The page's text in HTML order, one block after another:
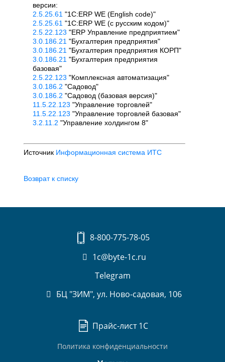
версии:
2.5.25.61 "1C:ERP WE (English code)"
2.5.25.61 "1C:ERP WE (с русским кодом)"
2.5.22.123 "ERP Управление предприятием"
3.0.186.21 "Бухгалтерия предприятия"
3.0.186.21 "Бухгалтерия предприятия КОРП"
3.0.186.21 "Бухгалтерия предприятия
базовая"
2.5.22.123 "Комплексная автоматизация"
3.0.186.2 "Садовод"
3.0.186.2 "Садовод (базовая версия)"
11.5.22.123 "Управление торговлей"
11.5.22.123 "Управление торговлей базовая"
3.2.11.2 "Управление холдингом 8"
Источник Информационная система ИТС
Возврат к списку
8-800-775-78-05
1c@byte-1c.ru
Telegram
БЦ "ЗИМ", ул. Ново-садовая, 106
Прайс-лист 1С
Политика конфиденциальности